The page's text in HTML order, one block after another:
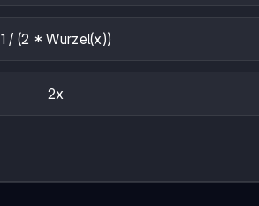
1 / (2 * Wurzel(x))
2x